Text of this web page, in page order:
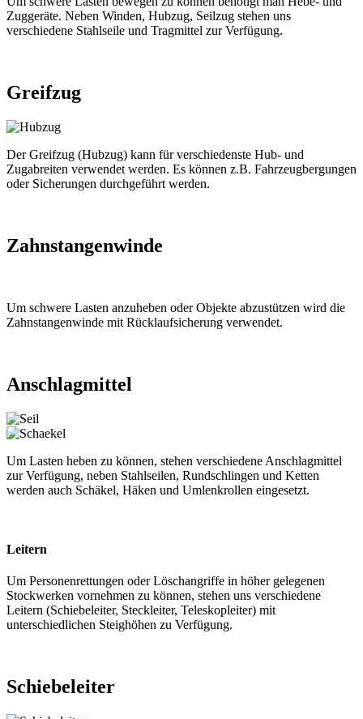
Zuggeräte. Neben Winden, Hubzug, Seilzug stehen uns
verschiedene Stahlseile und Tragmittel zur Verfügung.
Greifzug
Der Greifzug (Hubzug) kann für verschiedenste Hub- und
Zugabreiten verwendet werden. Es können z.B. Fahrzeugbergungen
oder Sicherungen durchgeführt werden.
Zahnstangenwinde
Um schwere Lasten anzuheben oder Objekte abzustützen wird die
Zahnstangenwinde mit Rücklaufsicherung verwendet.
Anschlagmittel
Um Lasten heben zu können, stehen verschiedene Anschlagmittel
zur Verfügung, neben Stahlseilen, Rundschlingen und Ketten
werden auch Schäkel, Häken und Umlenkrollen eingesetzt.
Leitern
Um Personenrettungen oder Löschangriffe in höher gelegenen
Stockwerken vornehmen zu können, stehen uns verschiedene
Leitern (Schiebeleiter, Steckleiter, Teleskopleiter) mit
unterschiedlichen Steighöhen zu Verfügung.
Schiebeleiter